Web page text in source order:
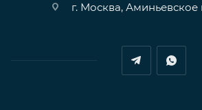
г. Москва, Аминьевское